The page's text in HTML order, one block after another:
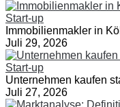
Start-up
Immobilienmakler in
Juli 29, 2026
Start-up
Unternehmen kaufen
Juli 27, 2026